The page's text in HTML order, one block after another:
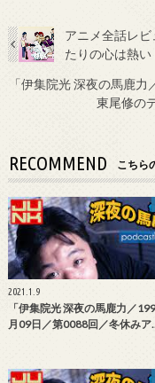
アニメ全話レ
たりの心は熱い
「伊集院光 深夜の馬鹿
東尾修の
RECOMMEND こちら
2021.1.9
「伊集院光 深夜の馬鹿力／
月09日／第0088回／冬休み